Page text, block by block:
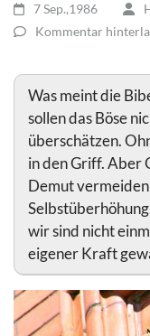
7 Sep.,1986
Kommentar
Was meint die
sollen das Böse
überschätzen.
in den Griff. Aber
Demut
wir sind nicht
eigener Kraft